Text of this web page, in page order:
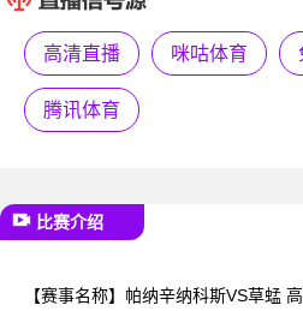
高清直播 咪咕体育
腾讯体育
比赛介绍
【赛事名称】 帕纳辛纳科斯VS草蜢